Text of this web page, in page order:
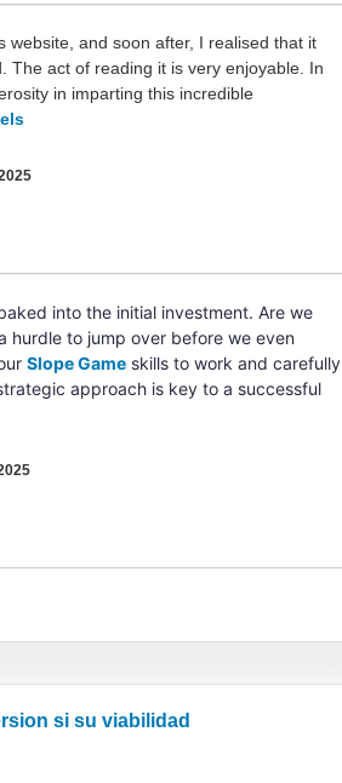
website, and soon after, I realised that it
The act of reading it is very enjoyable. In
in imparting this incredible
into the initial investment. Are we
hurdle to jump over before we even
Slope Game skills to work and carefully
approach is key to a successful
si su viabilidad